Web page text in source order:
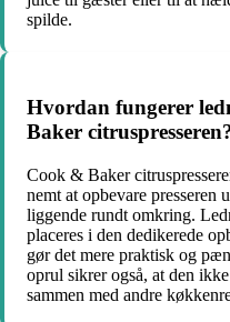
spilde.
Hvordan fungerer
Baker
Cook & Baker
nemt at opbevare presseren
liggende rundt omkring.
placeres i den dedikerede
gør det mere praktisk og
oprul sikrer også, at den
sammen med andre